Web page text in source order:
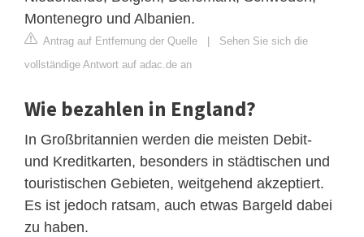
Montenegro und Albanien.
Antrag auf Entfernung der Quelle | Sehen Sie sich die
vollständige Antwort auf adac.de an
Wie bezahlen in England?
In Großbritannien werden die meisten Debit-
und Kreditkarten, besonders in städtischen und
touristischen Gebieten, weitgehend akzeptiert.
Es ist jedoch ratsam, auch etwas Bargeld dabei
zu haben.